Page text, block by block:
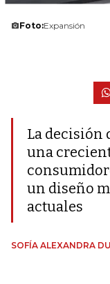
Foto:Expansión
La decisión
una
un diseño
actuales
SOFÍA ALEXANDRA